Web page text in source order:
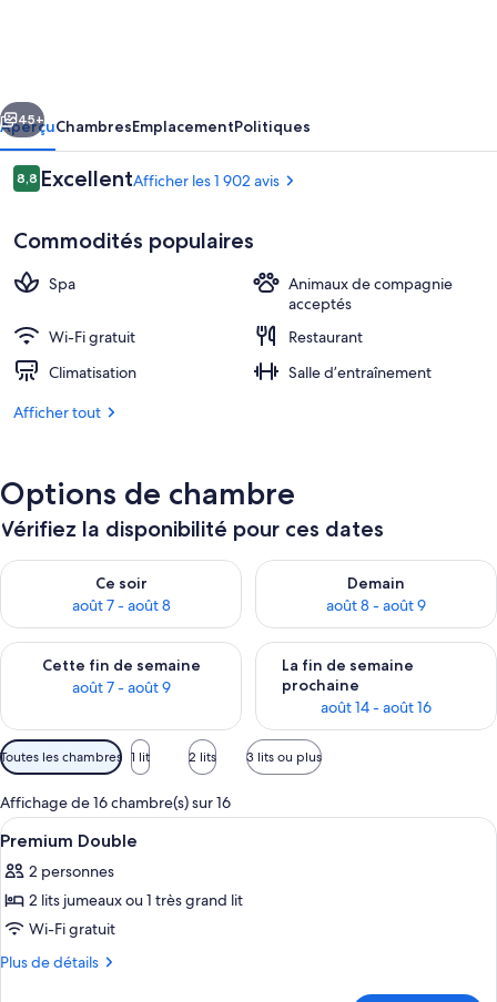
Conference
Center
Extérieur
Suivant
45+
AperçuChambresEmplacementPolitiques
Avis
8,88,8 sur 10 –
ExcellentAfficher les 1 902 avis
Commodités populaires
Spa
Animaux de compagnie
acceptés
Wi-Fi gratuit
Restaurant
Climatisation
Salle d’entraînement
Afficher tout
Options de chambre
Vérifiez la disponibilité pour ces dates
Ce soir
août 7 - août 8
Vérifier la disponibilité pour ce soir août 7 - août 8
Demain
août 8 - août 9
Vérifier la disponibilité pour
Cette fin de semaine
août 7 - août 9
Vérifier la disponibilité pour cette fin de semaine août 7 -
La fin de semaine
prochaine
août 14 - août 16
Vérifier la disponibilité pour
Filtres
disponibles
pour
les
chambres
Toutes les chambres 1 lit 2 lits 3 lits ou plus
Affichage de 16 chambre(s) sur 16
Afficher
toutes
les
photos
pour
ce
Une chambre d’hôtel avec un
6
Premium Double
2 personnes
2 lits jumeaux ou 1 très grand lit
Wi-Fi gratuit
Plus de détails
Plus